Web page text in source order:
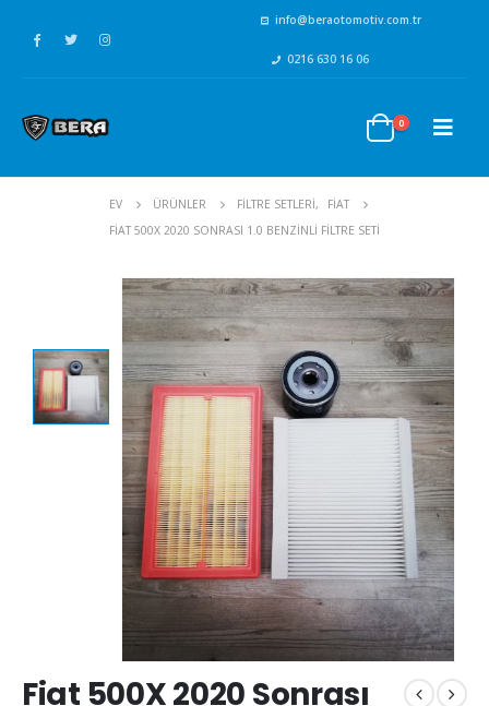
info@beraotomotiv.com.tr
0216 630 16 06
0
EV ÜRÜNLER FİLTRE SETLERİ,
FİAT
FIAT 500X 2020 SONRASI 1.0 BENZINLI FILTRE SETI
Fiat 500X 2020 Sonrası